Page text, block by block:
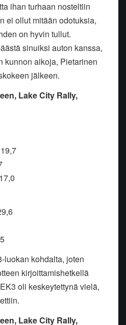
ihan turhaan nosteltiin
ei ollut mitään odotuksia,
on hyvin tullut.
sinuiksi auton kanssa,
kunnon aikoja, Pietarinen
jälkeen.
Lake City Rally,
luokan kohdalta, joten
kirjoittamishetkellä
oli keskeytettynä vielä,
Lake City Rally,